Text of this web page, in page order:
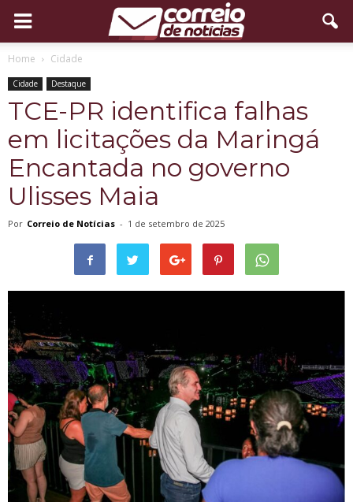
Home Cidade
Cidade Destaque
TCE-PR identifica falhas
em licitações da Maringá
Encantada no governo
Ulisses Maia
Por Correio de Notícias - 1 de setembro de 2025